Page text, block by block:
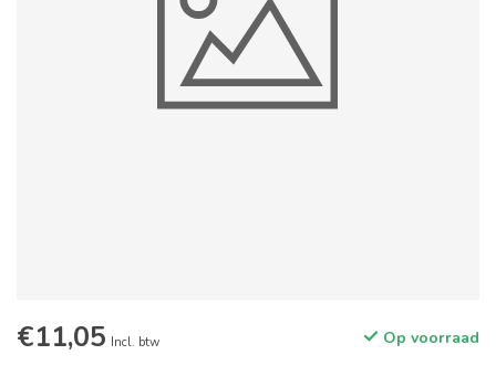
€11,05 Incl. btw Op voorraad